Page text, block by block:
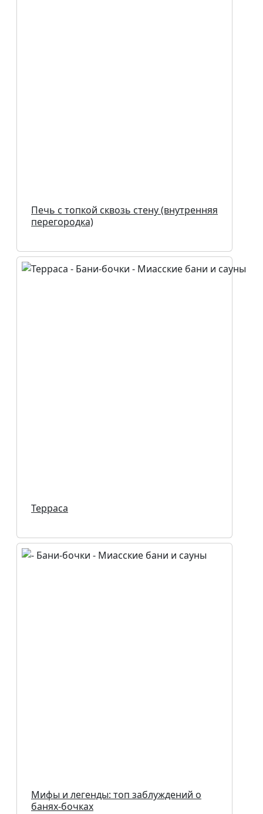
Печь с топкой сквозь стену (внутренняя
перегородка)
Терраса
Мифы и легенды: топ заблуждений о
банях-бочках